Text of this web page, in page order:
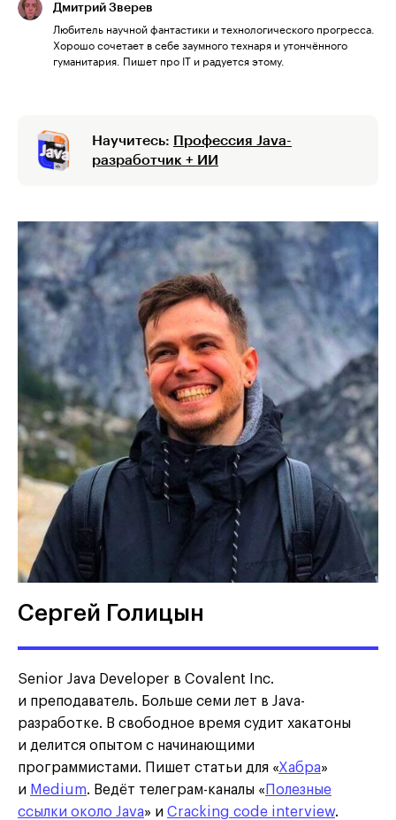
Дмитрий Зверев
Любитель научной фантастики и технологического прогресса.
Хорошо сочетает в себе заумного технаря и утончённого
гуманитария. Пишет про IT и радуется этому.
Научитесь: Профессия Java-
разработчик + ИИ
Сергей Голицын
Senior Java Developer в Covalent Inc.
и преподаватель. Больше семи лет в Java-
разработке. В свободное время судит хакатоны
и делится опытом с начинающими
программистами. Пишет статьи для «Хабра»
и Medium. Ведёт телеграм-каналы « Полезные
ссылки около Java» и Cracking code interview.